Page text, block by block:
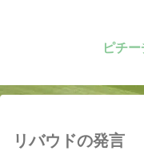
ピチ
リバウドの発言